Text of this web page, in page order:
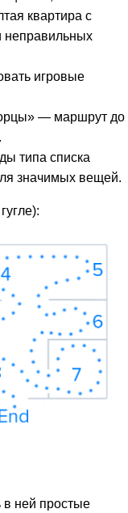
квартира с
неправильных
игровые
— маршрут до
типа списка
значимых вещей.
в ней простые